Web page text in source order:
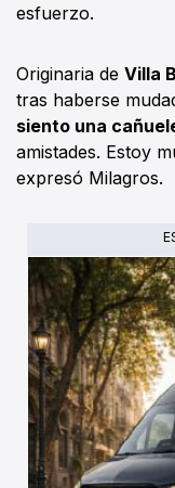
esfuerzo.
Originaria de Villa
tras haberse
siento una
amistades. Estoy
expresó Milagros.